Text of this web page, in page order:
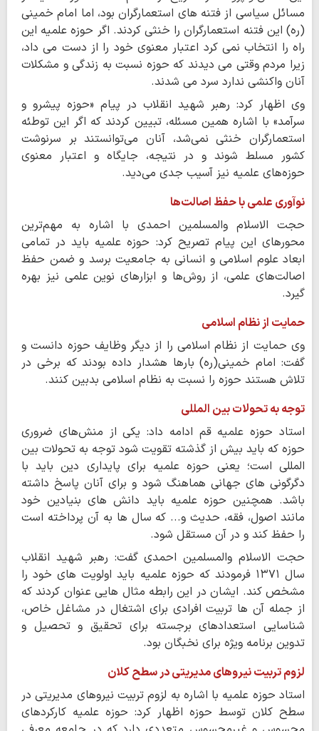
مسائل سیاسی از فتنه های استعمارگران بود، اما امام خمینی
(ره) این فتنه استعمارگران را خنثی کردند. اگر حوزه علمیه این
راه را انتخاب نمی کرد اعتبار معنوی خود را از دست می داد،
زیرا مردم وقتی می دیدند که حوزه نسبت به زندگی و مشکلات
آنان واکنشی ندارد سرد می شدند.
وی اظهار کرد: رهبر شهید انقلاب در پیام «حوزه پیشرو و
سرآمد» با اشاره همین مسئله، تبیین کردند که اگر این توطئه
استعمارگران خنثی نمی‌شد، آنان می‌توانستند بر سرنوشت
کشور مسلط شوند و در نتیجه، جایگاه و اعتبار معنوی
حوزه‌های علمیه نیز آسیب جدی می‌دید.
نوآوری علمی با حفظ اصالت‌ها
حجت الاسلام والمسلمین احمدی با اشاره به مهم‌ترین
محورهای این پیام تصریح کرد: حوزه علمیه باید در تمامی
ابعاد علوم اسلامی و انسانی به جامعیت برسد و ضمن حفظ
اصالت‌های علمی، از روش‌ها و ابزارهای نوین علمی نیز بهره
گیرد.
حمایت از نظام اسلامی
وی حمایت از نظام اسلامی را از دیگر وظایف حوزه دانست و
گفت: امام خمینی(ره) بارها هشدار داده بودند که برخی در
تلاش هستند حوزه را نسبت به نظام اسلامی بدبین کنند.
توجه به تحولات بین المللی
استاد حوزه علمیه قم ادامه داد: یکی از منش‌های ضروری
حوزه که باید بیش از گذشته تقویت شود توجه به تحولات بین
المللی است؛ یعنی حوزه علمیه برای پایداری دین باید با
دگرگونی های جهانی هماهنگ شود و برای آنان پاسخ داشته
باشد. همچنین حوزه علمیه باید دانش های بنیادین خود
مانند اصول، فقه، حدیث و... که سال ها به آن پرداخته است
را حفظ کند و در آن مستقل شود.
حجت الاسلام والمسلمین احمدی گفت: رهبر شهید انقلاب
سال ۱۳۷۱ فرمودند که حوزه علمیه باید اولویت های خود را
مشخص کند. ایشان در این رابطه مثال هایی عنوان کردند که
از جمله آن ها تربیت افرادی برای اشتغال در مشاغل خاص،
شناسایی استعدادهای برجسته برای تحقیق و تحصیل و
تدوین برنامه ویژه برای نخبگان بود.
لزوم تربیت نیروهای مدیریتی در سطح کلان
استاد حوزه علمیه با اشاره به لزوم تربیت نیروهای مدیریتی در
سطح کلان توسط حوزه اظهار کرد: حوزه علمیه کارکردهای